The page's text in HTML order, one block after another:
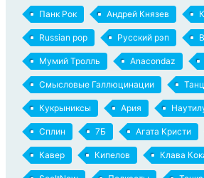
Панк Рок Андрей Князев
Russian pop Русский рэп
Мумий Тролль Anacondaz
Смысловые Галлюцинации
Кукрыниксы Ария
Сплин 7Б Агата Кристи
Кавер Кипелов Клава